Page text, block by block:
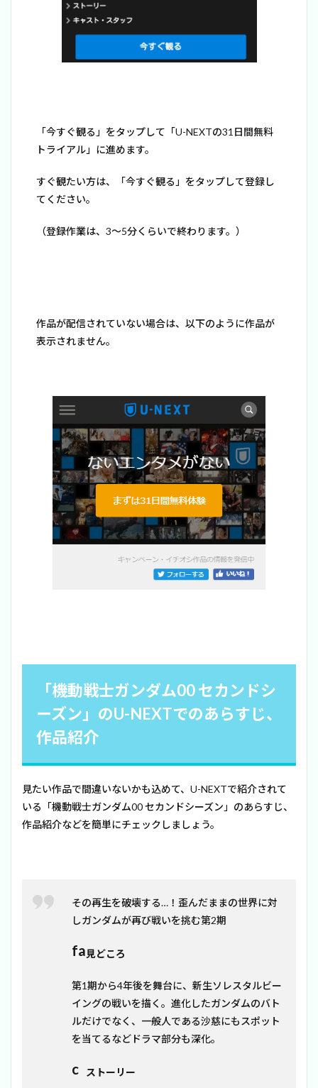
「今すぐ観る」をタップして「U-NEXTの31日間無料
トライアル」に進めます。
すぐ観たい方は、「今すぐ観る」をタップして登録し
てください。
（登録作業は、3～5分くらいで終わります。）
作品が配信されていない場合は、以下のように作品が
表示されません。
「機動戦士ガンダム00 セカンドシ
ーズン」のU-NEXTでのあらすじ、
作品紹介
見たい作品で間違いないかも込めて、U-NEXTで紹介されて
いる「機動戦士ガンダム00 セカンドシーズン」のあらすじ、
作品紹介などを簡単にチェックしましょう。
その再生を破壊する…！歪んだままの世界に対
しガンダムが再び戦いを挑む第2期
fa
e
h
a
p
p
ic
o
見どころ
第1期から4年後を舞台に、新生ソレスタルビー
イングの戦いを描く。進化したガンダムのバト
ルだけでなく、一般人である沙慈にもスポット
を当てるなどドラマ部分も深化。
c
ストーリー